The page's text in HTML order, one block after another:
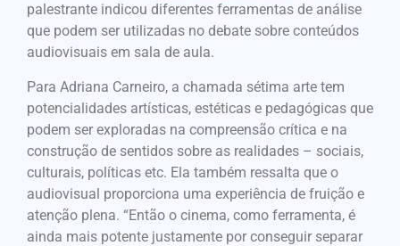
palestrante indicou diferentes ferramentas de análise
que podem ser utilizadas no debate sobre conteúdos
audiovisuais em sala de aula.
Para Adriana Carneiro, a chamada sétima arte tem
potencialidades artísticas, estéticas e pedagógicas que
podem ser exploradas na compreensão crítica e na
construção de sentidos sobre as realidades – sociais,
culturais, políticas etc. Ela também ressalta que o
audiovisual proporciona uma experiência de fruição e
atenção plena. “Então o cinema, como ferramenta, é
ainda mais potente justamente por conseguir separar